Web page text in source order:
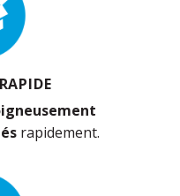
rapidement.